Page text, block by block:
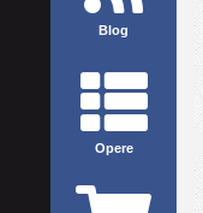
Blog
Opere